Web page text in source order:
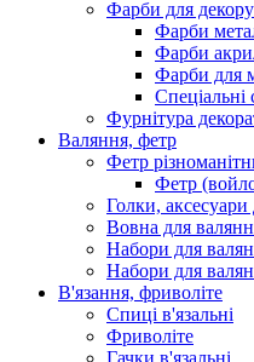
Фарби для
Фарби
Фарби
Фарби для
Спеціальні
Фурнітура
Валяння, фетр
Фетр
Фетр
Голки,
Вовна для
Набори для
Набори для
В'язання, фриволіте
Спиці в'язальні
Фриволіте
Гачки в'язальні